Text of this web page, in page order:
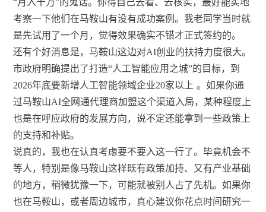
考察一下他们在马鞍山有没有成功案例。我老同学当时就
是先试用了一个月，觉得效果确实不错才正式签约的。
还有个好消息是，马鞍山这边对AI创业的扶持力度很大。
市政府明确提出了打造“人工智能应用之城”的目标，到
2026年底要新增人工智能领域企业20家以上 。如果你通
过马鞍山AI全网通代理商加盟这个渠道入局，某种程度上
也是在呼应政府的发展方向，说不定还能拿到一些政策上
的支持和补贴。
说真的，我也在认真考虑要不要入这一行了。毕竟机会不
等人，特别是像马鞍山这样既有政策加持、又有产业基础
的地方，稍微犹豫一下，可能就被别人占了先机。如果你
也在马鞍山，或者周边城市，真心建议你花点时间研究一